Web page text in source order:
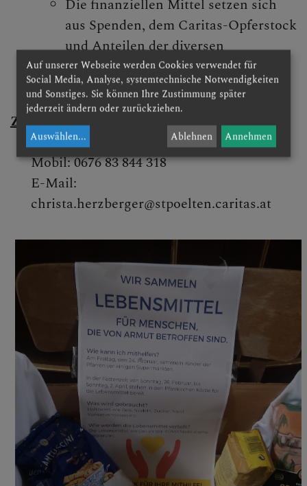
GELÖBNISWALLFAHRT
DOMFREUNDE
AKTUELLES &
RÜCKBLICK
INTERN
Die finanziellen Mittel setzen sich
aus Spenden, dem Caritas-Opferstock
und Anteilen der diversen
Sammlungen zusammen.
Zuständig für das Dekanat Krems:
Christa Herzberger
Mobil: 0676 83 844 318
E-Mail:
christa.herzberger@stpoelten.caritas.at
Auf unserer Webseite werden Cookies verwendet für
Social Media, Analyse, systemtechnische Notwendigkeiten
und Sonstiges. Sie können Ihre Zustimmung später
jederzeit ändern oder zurückziehen.
Auswählen... Ablehnen Annehmen